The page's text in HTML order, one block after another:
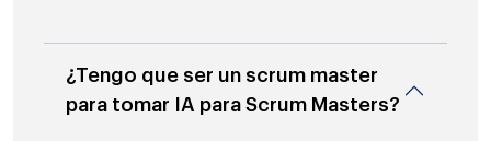
¿Tengo que ser un scrum master
para tomar IA para Scrum Masters?